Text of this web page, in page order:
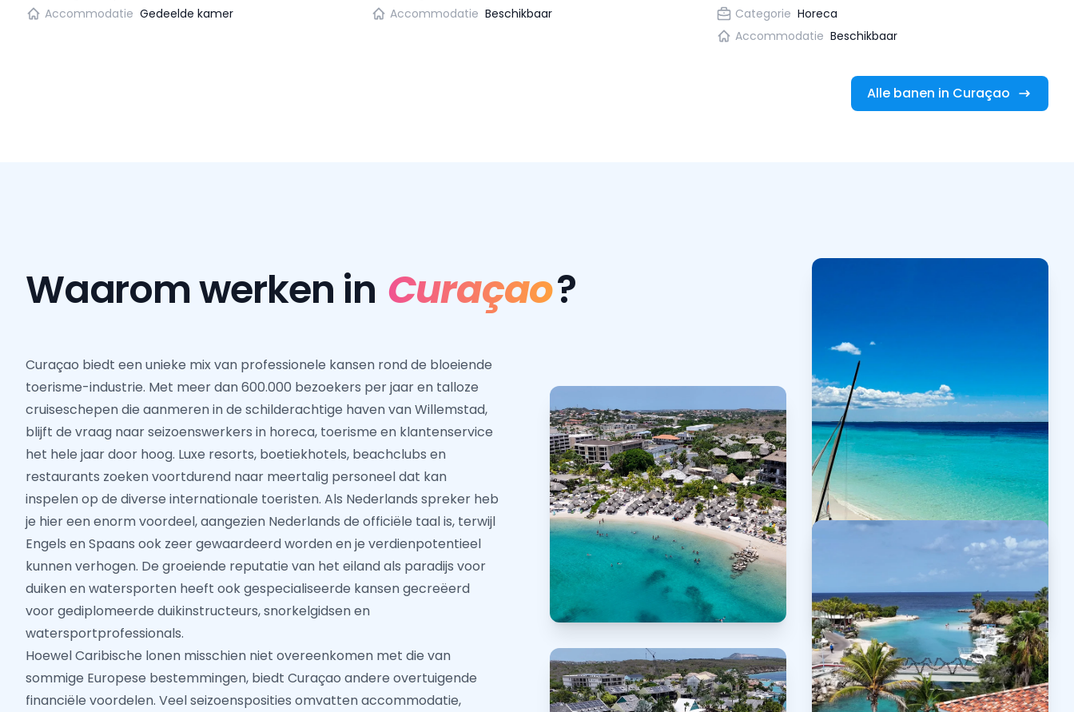
Accommodatie Gedeelde kamer
Accommodatie Beschikbaar
Categorie Horeca
Accommodatie Beschikbaar
Alle banen in Curaçao
Waarom werken in Curaçao?
Curaçao biedt een unieke mix van professionele kansen rond de bloeiende
toerisme-industrie. Met meer dan 600.000 bezoekers per jaar en talloze
cruiseschepen die aanmeren in de schilderachtige haven van Willemstad,
blijft de vraag naar seizoenswerkers in horeca, toerisme en klantenservice
het hele jaar door hoog. Luxe resorts, boetiekhotels, beachclubs en
restaurants zoeken voortdurend naar meertalig personeel dat kan
inspelen op de diverse internationale toeristen. Als Nederlands spreker heb
je hier een enorm voordeel, aangezien Nederlands de officiële taal is, terwijl
Engels en Spaans ook zeer gewaardeerd worden en je verdienpotentieel
kunnen verhogen. De groeiende reputatie van het eiland als paradijs voor
duiken en watersporten heeft ook gespecialiseerde kansen gecreëerd
voor gediplomeerde duikinstructeurs, snorkelgidsen en
watersportprofessionals.
Hoewel Caribische lonen misschien niet overeenkomen met die van
sommige Europese bestemmingen, biedt Curaçao andere overtuigende
financiële voordelen. Veel seizoensposities omvatten accommodatie,